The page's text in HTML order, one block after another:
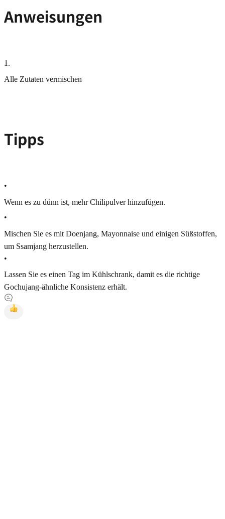
Anweisungen
1 .
Alle Zutaten vermischen
Tipps
•
Wenn es zu dünn ist, mehr Chilipulver hinzufügen.
•
Mischen Sie es mit Doenjang, Mayonnaise und einigen Süßstoffen,
um Ssamjang herzustellen.
•
Lassen Sie es einen Tag im Kühlschrank, damit es die richtige
Gochujang-ähnliche Konsistenz erhält.